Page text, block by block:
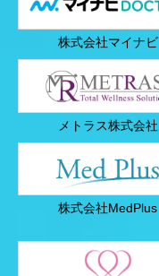
株式会社マイナビ
メトラス株式会社
株式会社MedPlus